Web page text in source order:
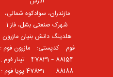
مازندران، سوادکوه شمالی،
شهرک صنعتی بشل، فاز 1
هلدینگ دانش بنیان مازرون
فوم ⠀کدپستی: ⠀مازرون فوم :
88154 – 47831 ⠀تینار فوم :
88188 – 47831⠀ پویا فوم :